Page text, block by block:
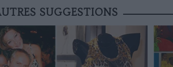
SUGGESTIONS